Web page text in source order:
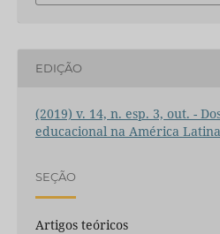
EDIÇÃO
(2019) v. 14, n. esp. 3, out. -
educacional na América Latina
SEÇÃO
Artigos teóricos